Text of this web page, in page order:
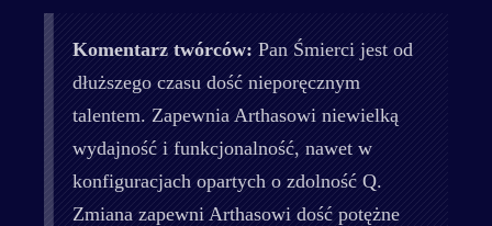
Komentarz twórców: Pan Śmierci jest od
dłuższego czasu dość nieporęcznym
talentem. Zapewnia Arthasowi niewielką
wydajność i funkcjonalność, nawet w
konfiguracjach opartych o zdolność Q.
Zmiana zapewni Arthasowi dość potężne